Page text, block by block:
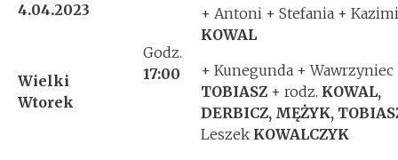
4.04.2023
Wielki
Wtorek
Godz.
17:00
+ Antoni + Stefania +
KOWAL
+ Kunegunda + Wawrzyniec
TOBIASZ + rodz. KOWAL,
DERBICZ, MĘŻYK,
Leszek KOWALCZYK